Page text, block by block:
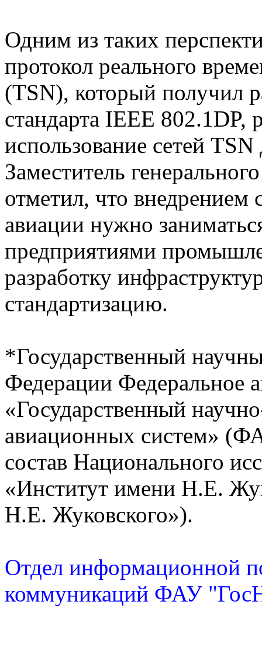
Одним из таких
протокол реального
(TSN), который получил
стандарта IEEE 802.1DP,
использование сетей
Заместитель
отметил, что внедрением
авиации нужно
предприятиями
разработку
стандартизацию.
*Государственный
Федерации Федеральное
«Государственный
авиационных систем»
состав Национального
«Институт имени Н.Е.
Н.Е. Жуковского»).
Отдел информационной
коммуникаций ФАУ